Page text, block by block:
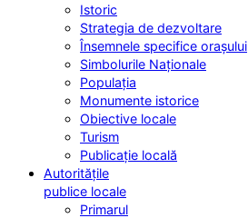
Istoric
Strategia de dezvoltare
Însemnele specifice orașului
Simbolurile Naționale
Populația
Monumente istorice
Obiective locale
Turism
Publicație locală
Autoritățile
publice locale
Primarul